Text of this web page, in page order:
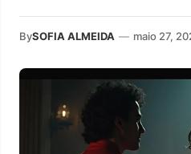
BySOFIA ALMEIDA — maio 27,